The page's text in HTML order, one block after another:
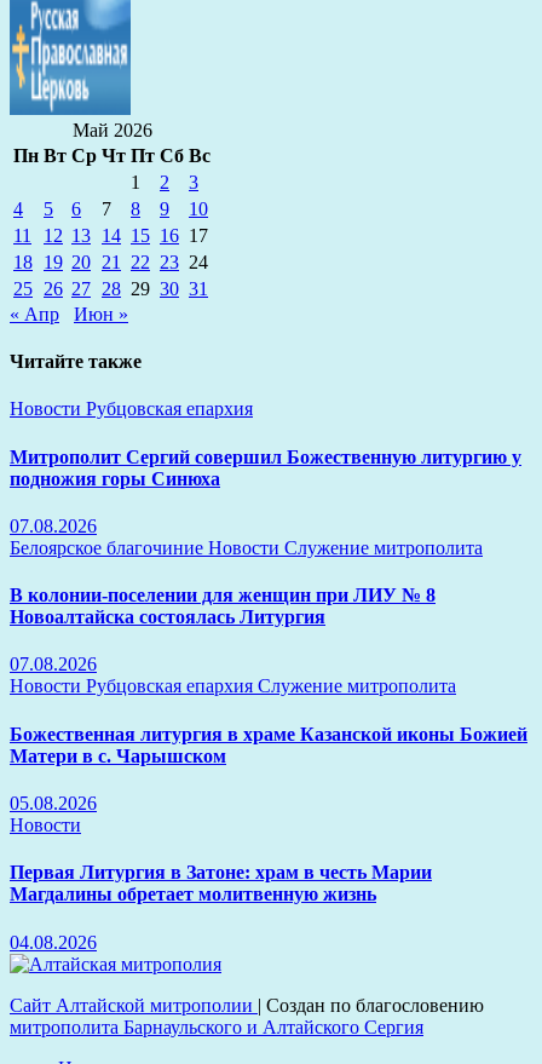
Май 2026
Пн Вт Ср Чт Пт Сб Вс
1
2
3
4
5 6 7 8 9
10
11
12 13 14 15 16 17
18 19 20 21 22 23 24
25 26 27 28 29 30 31
« Апр
Июн »
Читайте также
Новости Рубцовская епархия
Митрополит Сергий совершил Божественную литургию у
подножия горы Синюха
07.08.2026
Белоярское благочиние Новости Служение митрополита
В колонии-поселении для женщин при ЛИУ № 8
Новоалтайска состоялась Литургия
07.08.2026
Новости Рубцовская епархия Служение митрополита
Божественная литургия в храме Казанской иконы Божией
Матери в с. Чарышском
05.08.2026
Новости
Первая Литургия в Затоне: храм в честь Марии
Магдалины обретает молитвенную жизнь
04.08.2026
Сайт Алтайской митрополии | Создан по благословению
митрополита Барнаульского и Алтайского Сергия